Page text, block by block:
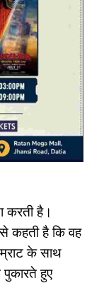
करती है।
कहती है कि वह
के साथ
हुए